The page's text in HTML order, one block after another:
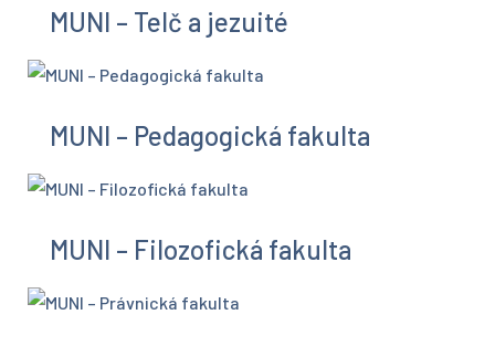
MUNI – Telč a jezuité
MUNI – Pedagogická fakulta
MUNI – Filozofická fakulta